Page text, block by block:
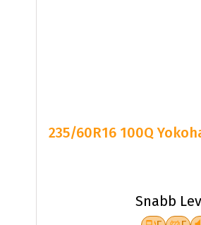
235/60R16 100Q
Snabb